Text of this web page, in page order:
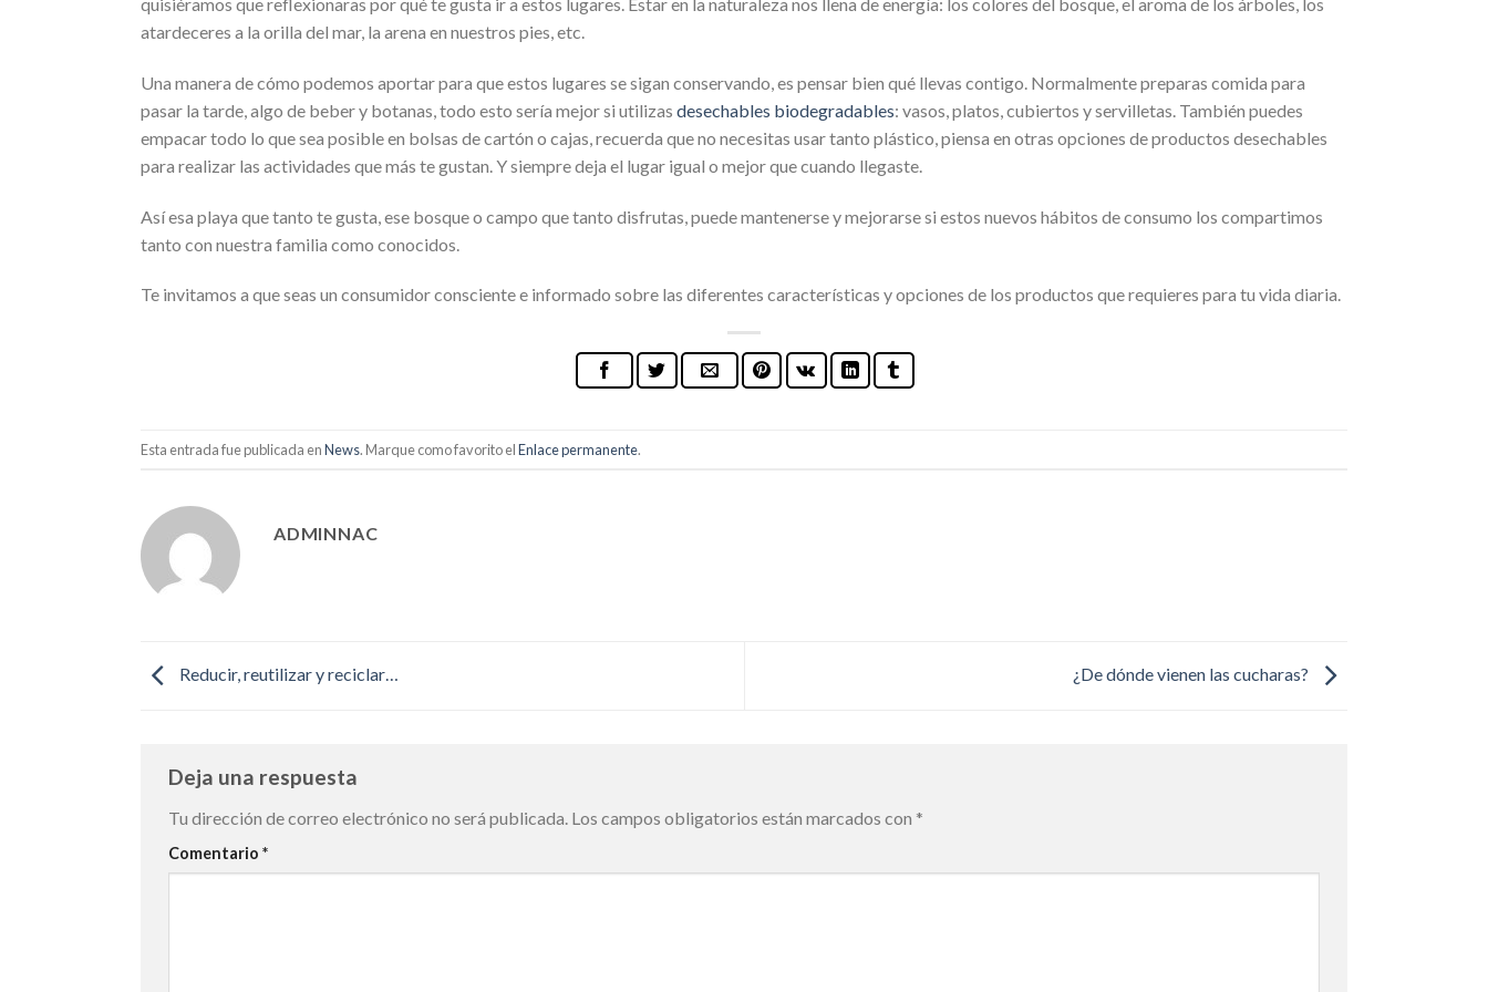
atardeceres a la orilla del mar, la arena en nuestros pies, etc.
Una manera de cómo podemos aportar para que estos lugares se sigan conservando, es pensar bien qué llevas contigo. Normalmente preparas comida para
pasar la tarde, algo de beber y botanas, todo esto sería mejor si utilizas desechables biodegradables: vasos, platos, cubiertos y servilletas. También puedes
empacar todo lo que sea posible en bolsas de cartón o cajas, recuerda que no necesitas usar tanto plástico, piensa en otras opciones de productos desechables
para realizar las actividades que más te gustan. Y siempre deja el lugar igual o mejor que cuando llegaste.
Así esa playa que tanto te gusta, ese bosque o campo que tanto disfrutas, puede mantenerse y mejorarse si estos nuevos hábitos de consumo los compartimos
tanto con nuestra familia como conocidos.
Te invitamos a que seas un consumidor consciente e informado sobre las diferentes características y opciones de los productos que requieres para tu vida diaria.
Esta entrada fue publicada enNews. Marque como favorito elEnlace permanente.
ADMINNAC
Reducir, reutilizar y reciclar… ¿De dónde vienen las cucharas?
Deja una respuesta
Tu dirección de correo electrónico no será publicada. Los campos obligatorios están marcados con *
Comentario *